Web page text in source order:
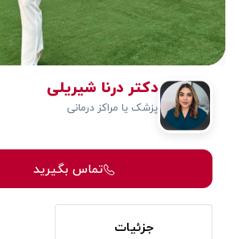
دکتر درنا شیریلی
پزشک یا مراکز درمانی
تماس بگیرید
جزئیات